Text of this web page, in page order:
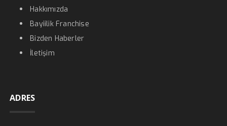
Hakkımızda
Bayiilik Franchise
Bizden Haberler
İletişim
ADRES